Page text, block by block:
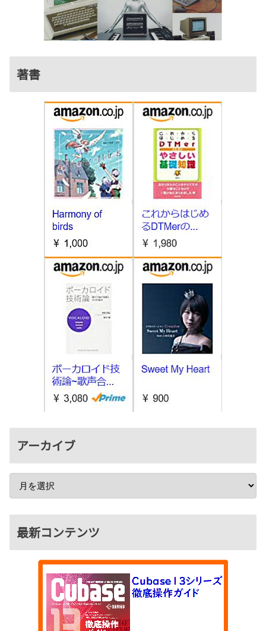
著書
アーカイブ
最新コンテンツ